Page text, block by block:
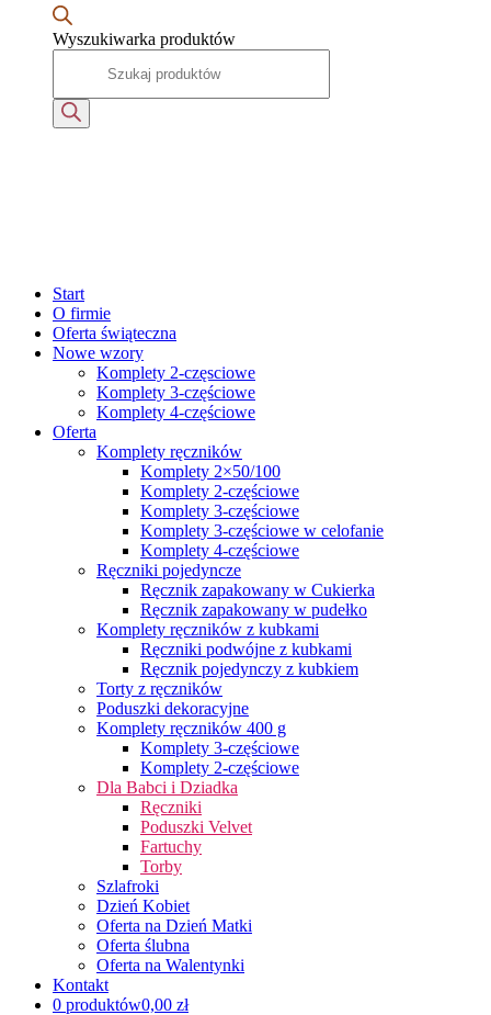
Wyszukiwarka produktów
Start
O firmie
Oferta świąteczna
Nowe wzory
Komplety 2-częsciowe
Komplety 3-częściowe
Komplety 4-częściowe
Oferta
Komplety ręczników
Komplety 2×50/100
Komplety 2-częściowe
Komplety 3-częściowe
Komplety 3-częściowe w celofanie
Komplety 4-częściowe
Ręczniki pojedyncze
Ręcznik zapakowany w Cukierka
Ręcznik zapakowany w pudełko
Komplety ręczników z kubkami
Ręczniki podwójne z kubkami
Ręcznik pojedynczy z kubkiem
Torty z ręczników
Poduszki dekoracyjne
Komplety ręczników 400 g
Komplety 3-częściowe
Komplety 2-częściowe
Dla Babci i Dziadka
Ręczniki
Poduszki Velvet
Fartuchy
Torby
Szlafroki
Dzień Kobiet
Oferta na Dzień Matki
Oferta ślubna
Oferta na Walentynki
Kontakt
0 produktów0,00 zł